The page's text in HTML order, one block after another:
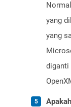
yang
yang
diganti